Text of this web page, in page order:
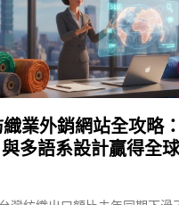
業外銷網站全攻略
與多語系設計贏得全